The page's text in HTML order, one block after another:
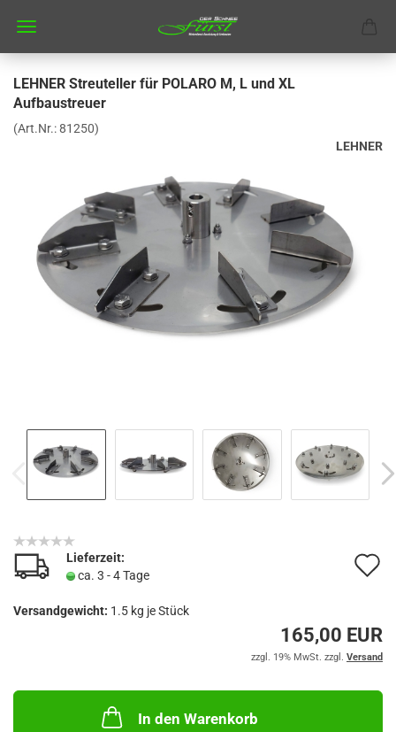
LEHNER Streuteller für POLARO M, L und XL
Aufbaustreuer
(Art.Nr.:81250)
LEHNER
Lieferzeit:
ca. 3 - 4 Tage
Versandgewicht: 1.5 kg je Stück
165,00 EUR
zzgl. 19% MwSt. zzgl. Versand
In den Warenkorb